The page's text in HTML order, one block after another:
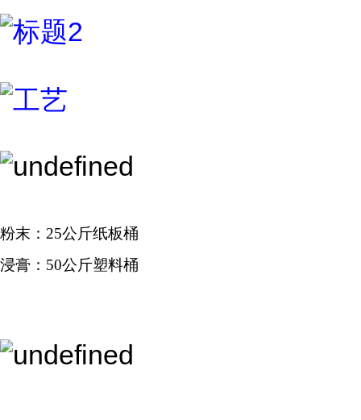
粉末：25公斤纸板桶
浸膏：50公斤塑料桶